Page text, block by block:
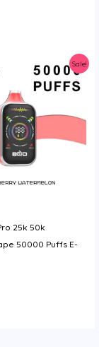
Sale!
25k 50k
50000 Puffs E-